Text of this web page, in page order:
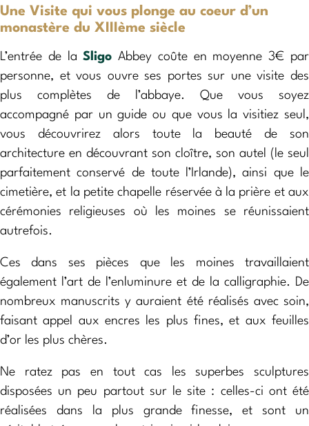
Une Visite qui vous plonge au coeur d’un
monastère du XIIIème siècle
L’entrée de laSligo Abbey coûte en moyenne 3€ par
personne, et vous ouvre ses portes sur une visite des
plus complètes de l’abbaye. Que vous soyez
accompagné par un guide ou que vous la visitiez seul,
vous découvrirez alors toute la beauté de son
architecture en découvrant son cloître, son autel (le seul
parfaitement conservé de toute l’Irlande), ainsi que le
cimetière, et la petite chapelle réservée à la prière et aux
cérémonies religieuses où les moines se réunissaient
autrefois.
Ces dans ses pièces que les moines travaillaient
également l’art de l’enluminure et de la calligraphie. De
nombreux manuscrits y auraient été réalisés avec soin,
faisant appel aux encres les plus fines, et aux feuilles
d’or les plus chères.
Ne ratez pas en tout cas les superbes sculptures
disposées un peu partout sur le site : celles-ci ont été
réalisées dans la plus grande finesse, et sont un